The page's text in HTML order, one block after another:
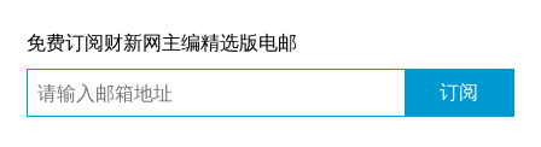
免费订阅财新网主编精选版电邮
订阅